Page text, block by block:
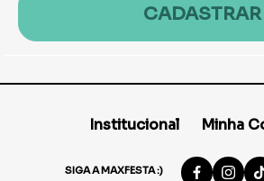
CADASTRAR
Institucional Minha
SIGA A MAXFESTA :)